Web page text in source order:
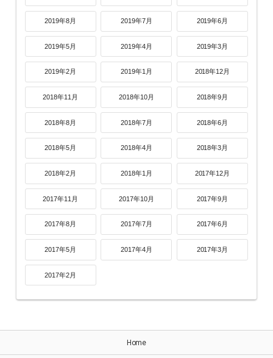
2019年8月 2019年7月 2019年6月
2019年5月 2019年4月 2019年3月
2019年2月 2019年1月 2018年12月
2018年11月 2018年10月 2018年9月
2018年8月 2018年7月 2018年6月
2018年5月 2018年4月 2018年3月
2018年2月 2018年1月 2017年12月
2017年11月 2017年10月 2017年9月
2017年8月 2017年7月 2017年6月
2017年5月 2017年4月 2017年3月
2017年2月
Home